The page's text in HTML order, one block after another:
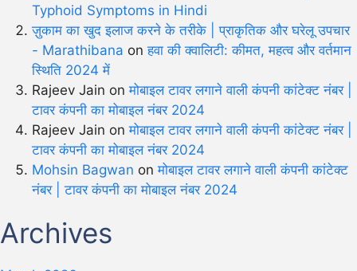
Typhoid Symptoms in Hindi
ज़ुकाम का खुद इलाज करने के तरीके | प्राकृतिक और घरेलू उपचार
- Marathibana onहवा की क्वालिटी: कीमत, महत्व और वर्तमान
स्थिति 2024 में
Rajeev Jain onमोबाइल टावर लगाने वाली कंपनी कांटेक्ट नंबर |
टावर कंपनी का मोबाइल नंबर 2024
Rajeev Jain onमोबाइल टावर लगाने वाली कंपनी कांटेक्ट नंबर |
टावर कंपनी का मोबाइल नंबर 2024
Mohsin Bagwan onमोबाइल टावर लगाने वाली कंपनी कांटेक्ट
नंबर | टावर कंपनी का मोबाइल नंबर 2024
Archives